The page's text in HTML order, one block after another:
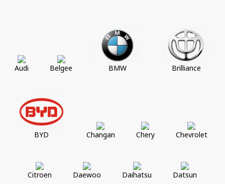
Audi Belgee BMW Brilliance
BYD Changan Chery Chevrolet
Citroen Daewoo Daihatsu Datsun